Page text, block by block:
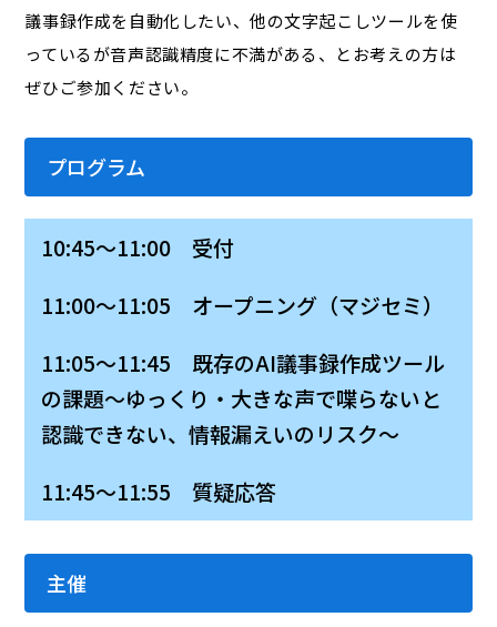
議事録作成を自動化したい、他の文字起こしツールを使
っているが音声認識精度に不満がある、とお考えの方は
ぜひご参加ください。
プログラム
10:45～11:00 受付
11:00～11:05 オープニング（マジセミ）
11:05～11:45 既存のAI議事録作成ツール
の課題～ゆっくり・大きな声で喋らないと
認識できない、情報漏えいのリスク～
11:45～11:55 質疑応答
主催